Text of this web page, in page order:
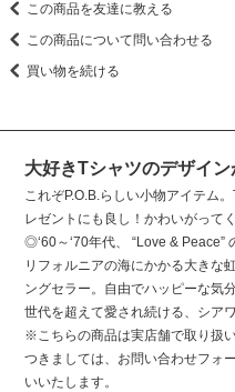
この商品を友達に教える
この商品について問い合わせる
買い物を続ける
大好きTシャツのデザイ
これぞP.O.B.らしい小物アイテム
レゼントにも良し！かわいがって
◎‘60～‘70年代、 “Love & Peace”
リフォルニアの海にかかる大きな
ングセラー。自由でハッピーな気
世代を超えて愛され続ける、シア
※こちらの商品は実店舗で取り扱
つきましては、お問い合わせフォ
いいたします。